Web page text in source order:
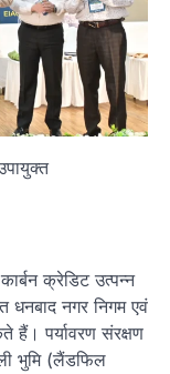
क्रेडिट उत्पन्न
नगर निगम एवं
पर्यावरण संरक्षण
भुमि (लैंडफिल